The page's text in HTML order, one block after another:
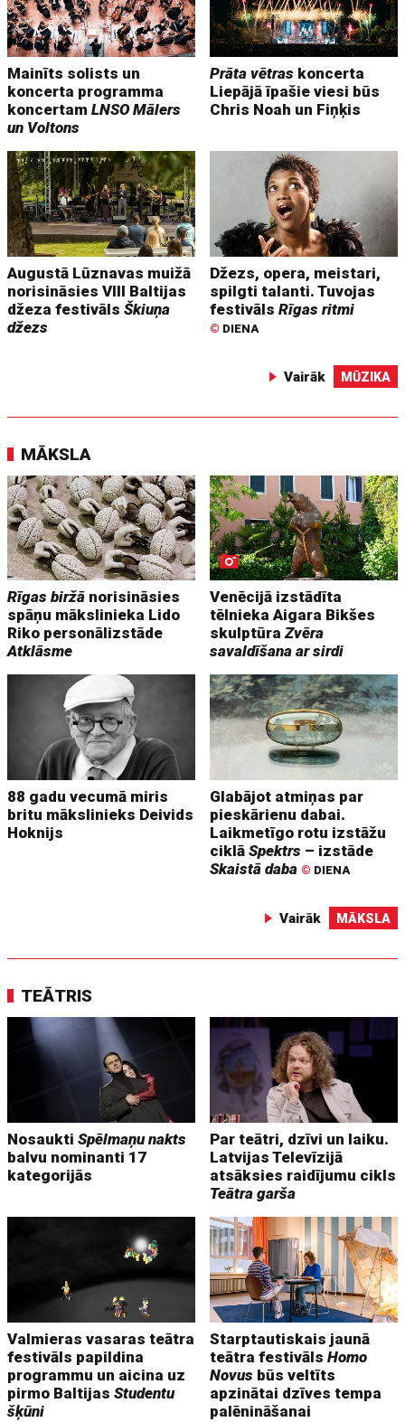
Mainīts solists un
koncerta programma
koncertamLNSO Mālers
un Voltons
Prāta vētras koncerta
Liepājā īpašie viesi būs
Chris Noah un Fiņķis
Augustā Lūznavas muižā
norisināsies VIII Baltijas
džeza festivālsŠkiuņa
džezs
Džezs, opera, meistari,
spilgti talanti. Tuvojas
festivālsRīgas ritmi
© DIENA
Vairāk MŪZIKA
MĀKSLA
Rīgas biržā norisināsies
spāņu mākslinieka Lido
Riko personālizstāde
Atklāsme
Venēcijā izstādīta
tēlnieka Aigara Bikšes
skulptūraZvēra
savaldīšana ar sirdi
88 gadu vecumā miris
britu mākslinieks Deivids
Hoknijs
Glabājot atmiņas par
pieskārienu dabai.
Laikmetīgo rotu izstāžu
ciklāSpektrs – izstāde
Skaistā daba © DIENA
Vairāk MĀKSLA
TEĀTRIS
NosauktiSpēlmaņu nakts
balvu nominanti 17
kategorijās
Par teātri, dzīvi un laiku.
Latvijas Televīzijā
atsāksies raidījumu cikls
Teātra garša
Valmieras vasaras teātra
festivāls papildina
programmu un aicina uz
pirmo BaltijasStudentu
šķūni
Starptautiskais jaunā
teātra festivālsHomo
Novus būs veltīts
apzinātai dzīves tempa
palēnināšanai